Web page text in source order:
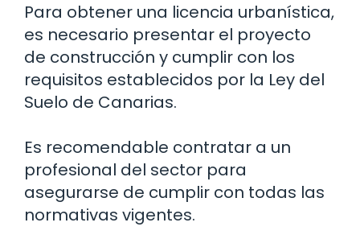
Para obtener una licencia urbanística,
es necesario presentar el proyecto
de construcción y cumplir con los
requisitos establecidos por la Ley del
Suelo de Canarias.
Es recomendable contratar a un
profesional del sector para
asegurarse de cumplir con todas las
normativas vigentes.